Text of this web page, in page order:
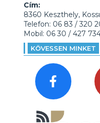
Cím:
8360 Keszthely,
Telefon: 06 83 / 320
Mobil: 06 30 / 427
KÖVESSEN MINKET